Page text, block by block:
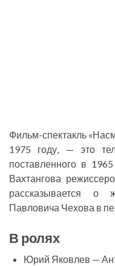
Фильм-спектакль
1975 году, — это
поставленного в
Вахтангова
рассказывается о
Павловича Чехова в
В ролях
Юрий Яковлев —